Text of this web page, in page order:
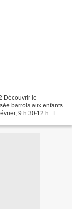
Découvrir le
barrois aux enfants
9 h 30-12 h : La